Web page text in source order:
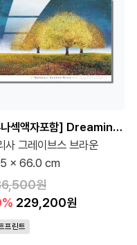
[루나섹액자포함] Dreaming Trio
사 그레이브스 브라운
x 66.0 cm
원
229,200원
프린트